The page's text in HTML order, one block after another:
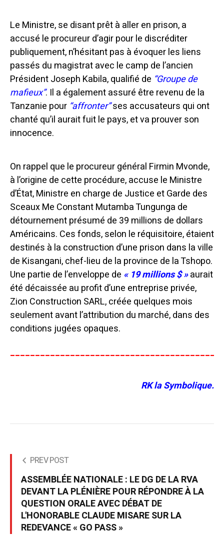
Le Ministre, se disant prêt à aller en prison, a
accusé le procureur d’agir pour le discréditer
publiquement, n’hésitant pas à évoquer les liens
passés du magistrat avec le camp de l’ancien
Président Joseph Kabila, qualifié de “Groupe de
mafieux”. Il a également assuré être revenu de la
Tanzanie pour “affronter”ses accusateurs qui ont
chanté qu’il aurait fuit le pays, et va prouver son
innocence.
On rappel que le procureur général Firmin Mvonde,
à l’origine de cette procédure, accuse le Ministre
d’État, Ministre en charge de Justice et Garde des
Sceaux Me Constant Mutamba Tungunga de
détournement présumé de 39 millions de dollars
Américains. Ces fonds, selon le réquisitoire, étaient
destinés à la construction d’une prison dans la ville
de Kisangani, chef-lieu de la province de la Tshopo.
Une partie de l’enveloppe de « 19 millions $ »aurait
été décaissée au profit d’une entreprise privée,
Zion Construction SARL, créée quelques mois
seulement avant l’attribution du marché, dans des
conditions jugées opaques.
RK la Symbolique.
PREV POST
ASSEMBLÉE NATIONALE : LE DG DE LA RVA
DEVANT LA PLÉNIÈRE POUR RÉPONDRE À LA
QUESTION ORALE AVEC DÉBAT DE
L'HONORABLE CLAUDE MISARE SUR LA
REDEVANCE « GO PASS »